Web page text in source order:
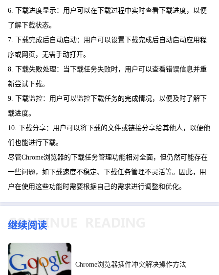
6. 下载进度显示：用户可以在下载过程中实时查看下载进度，以便
了解下载状态。
7. 下载完成后自动启动：用户可以设置下载完成后自动启动应用程
序或网页，无需手动打开。
8. 下载失败处理：当下载任务失败时，用户可以查看错误信息并重
新尝试下载。
9. 下载监控：用户可以监控下载任务的完成情况，以便及时了解下
载进度。
10. 下载分享：用户可以将下载的文件或链接分享给其他人，以便他
们也能进行下载。
尽管Chrome浏览器的下载任务管理功能相对全面，但仍然可能存在
一些问题，如下载速度不稳定、下载任务管理不灵活等。因此，用
户在使用这些功能时需要根据自己的需求进行调整和优化。
继续阅读
Chrome浏览器插件冲突解决操作方法